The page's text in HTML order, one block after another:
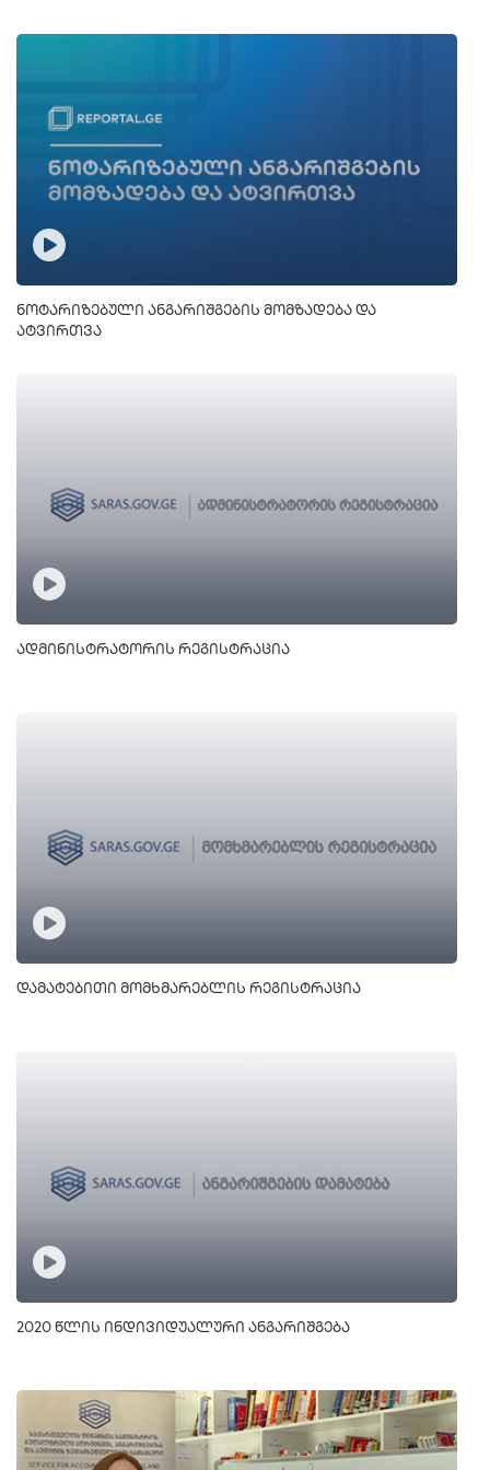
ნოტარიზებული ანგარიშგების მომზადება და
ატვირთვა
ადმინისტრატორის რეგისტრაცია
დამატებითი მომხმარებლის რეგისტრაცია
2020 წლის ინდივიდუალური ანგარიშგება